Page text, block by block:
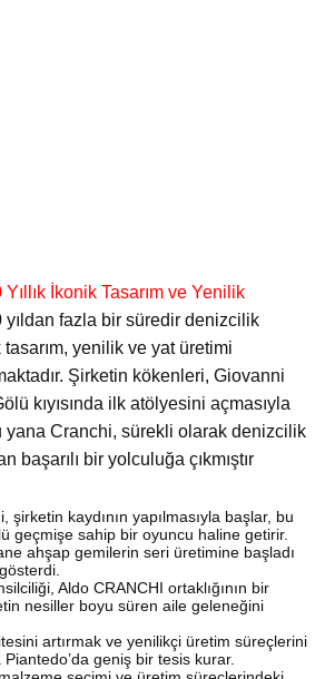
İkonik Tasarım ve Yenilik
fazla bir süredir denizcilik
yenilik ve yat üretimi
Şirketin kökenleri, Giovanni
kıyısında ilk atölyesini açmasıyla
yana Cranchi, sürekli olarak denizcilik
başarılı bir yolculuğa çıkmıştır
şirketin kaydının yapılmasıyla başlar, bu
geçmişe sahip bir oyuncu haline getirir.
ahşap gemilerin seri üretimine başladı
Aldo CRANCHI ortaklığının bir
nesiller boyu süren aile geleneğini
artırmak ve yenilikçi üretim süreçlerini
geniş bir tesis kurar.